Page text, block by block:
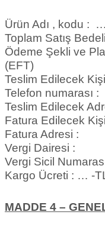
Ürün Adı , kodu :
Toplam Satış
Ödeme Şekli ve
(EFT)
Teslim Edilecek
Telefon numarası :
Teslim Edilecek
Fatura Edilecek
Fatura Adresi :
Vergi Dairesi :
Vergi Sicil
Kargo Ücreti : … -
MADDE 4 –